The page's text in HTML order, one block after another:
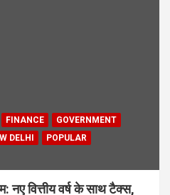
FINANCE
GOVERNMENT
DELHI
POPULAR
वित्तीय वर्ष के साथ टैक्स,